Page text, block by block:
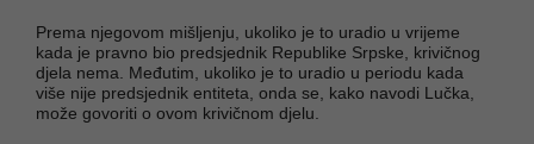
Prema njegovom mišljenju, ukoliko je to uradio u vrijeme
kada je pravno bio predsjednik Republike Srpske, krivičnog
djela nema. Međutim, ukoliko je to uradio u periodu kada
više nije predsjednik entiteta, onda se, kako navodi Lučka,
može govoriti o ovom krivičnom djelu.